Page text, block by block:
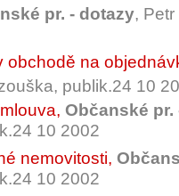
pr. - dotazy,
obchodě na
publik.24 10
, Občanské pr.
10 2002
nemovitosti,
10 2002